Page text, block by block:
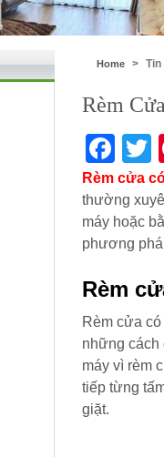
Home
Rèm
Rèm cửa
thường
máy hoặc
phương
Rèm
Rèm cửa
những cách
máy vì rèm
tiếp từng
giặt.